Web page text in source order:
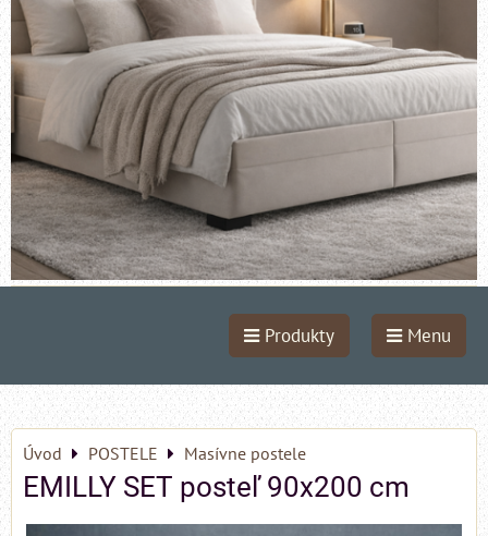
Produkty Menu
Úvod POSTELE Masívne postele
EMILLY SET posteľ 90x200 cm